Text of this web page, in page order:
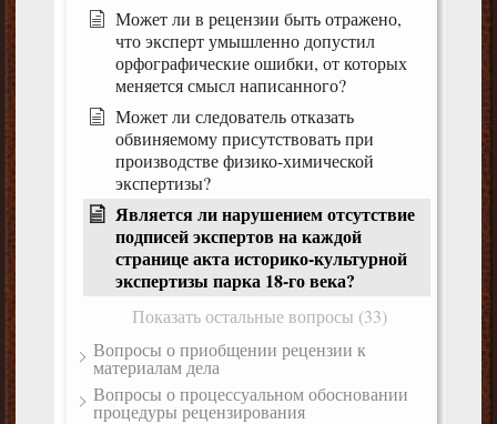
Может ли в рецензии быть отражено,
что эксперт умышленно допустил
орфографические ошибки, от которых
меняется смысл написанного?
Может ли следователь отказать
обвиняемому присутствовать при
производстве физико-химической
экспертизы?
Является ли нарушением отсутствие
подписей экспертов на каждой
странице акта историко-культурной
экспертизы парка 18-го века?
Показать остальные вопросы (33)
Вопросы о приобщении рецензии к
материалам дела
Вопросы о процессуальном обосновании
процедуры рецензирования